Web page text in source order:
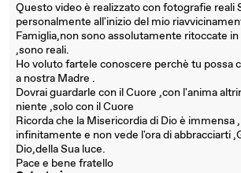
Questo video è realizzato con fotografie reali
personalmente all'inizio del mio
Famiglia,non sono assolutamente ritoccate
,sono reali.
Ho voluto fartele conoscere perchè tu possa
a nostra Madre .
Dovrai guardarle con il Cuore ,con l'anima
niente ,solo con il Cuore
Ricorda che la Misericordia di Dio è immensa
infinitamente e non vede l'ora di abbracciarti
Dio,della Sua luce.
Pace e bene fratello